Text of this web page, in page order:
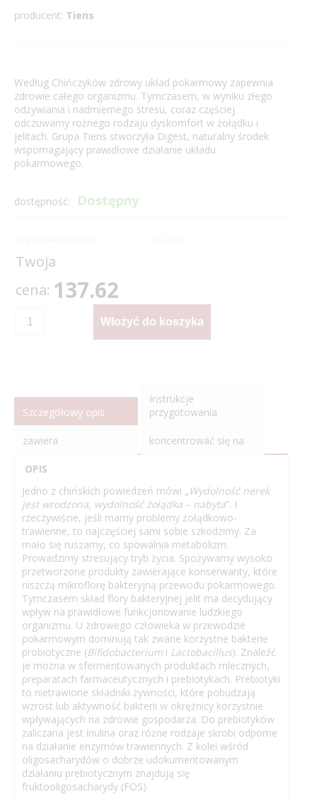
producent: Tiens
Według Chińczyków zdrowy układ pokarmowy zapewnia
zdrowie całego organizmu. Tymczasem, w wyniku złego
odżywiania i nadmiernego stresu, coraz częściej
odczuwamy rożnego rodzaju dyskomfort w żołądku i
jelitach. Grupa Tiens stworzyła Digest, naturalny środek
wspomagający prawidłowe działanie układu
pokarmowego.
dostępność: Dostępny
Twoja
cena: 137.62
Szczegółowy opis
Instrukcje
przygotowania
zawiera koncentrować się na
OPIS
Jedno z chińskich powiedzeń mówi „ Wydolność nerek
jest wrodzona, wydolność żołądka – nabyta”. I
rzeczywiście, jeśli mamy problemy żołądkowo-
trawienne, to najczęściej sami sobie szkodzimy. Za
mało się ruszamy, co spowalnia metabolizm.
Prowadzimy stresujący tryb życia. Spożywamy wysoko
przetworzone produkty zawierające konserwanty, które
niszczą mikroflorę bakteryjną przewodu pokarmowego.
Tymczasem skład flory bakteryjnej jelit ma decydujący
wpływ na prawidłowe funkcjonowanie ludzkiego
organizmu. U zdrowego człowieka w przewodzie
pokarmowym dominują tak zwane korzystne bakterie
probiotyczne (Bifidobacterium i Lactobacillus). Znaleźć
je można w sfermentowanych produktach mlecznych,
preparatach farmaceutycznych i prebiotykach. Prebiotyki
to nietrawione składniki żywności, które pobudzają
wzrost lub aktywność bakterii w okrężnicy korzystnie
wpływających na zdrowie gospodarza. Do prebiotyków
zaliczana jest inulina oraz różne rodzaje skrobi odporne
na działanie enzymów trawiennych. Z kolei wśród
oligosacharydów o dobrze udokumentowanym
działaniu prebiotycznym znajdują się
fruktooligosacharydy (FOS).